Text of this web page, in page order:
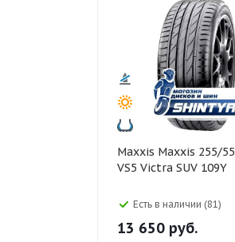
Maxxis Maxxis 255/55 R18
VS5 Victra SUV 109Y
Есть в наличии (81)
13 650 руб.